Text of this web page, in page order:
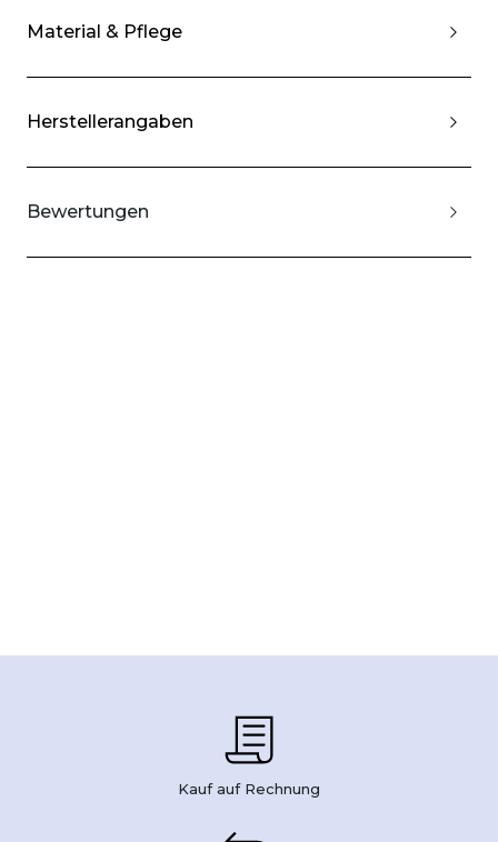
Material & Pflege
Herstellerangaben
Bewertungen
Kauf auf Rechnung